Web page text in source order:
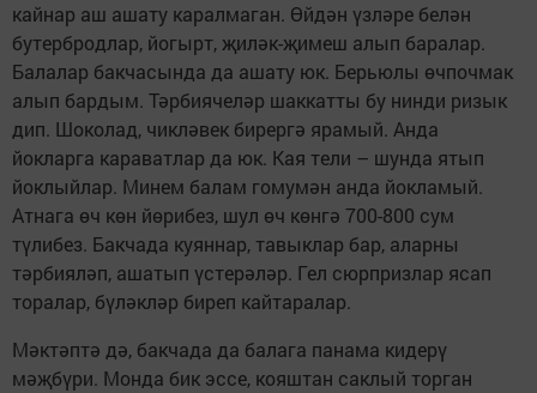
кайнар аш ашату каралмаган. Өйдән үзләре белән
бутербродлар, йогырт, җиләк-җимеш алып баралар.
Балалар бакчасында да ашату юк. Берьюлы өчпочмак
алып бардым. Тәрбиячеләр шаккатты бу нинди ризык
дип. Шоколад, чикләвек бирергә ярамый. Анда
йокларга караватлар да юк. Кая тели – шунда ятып
йоклыйлар. Минем балам гомумән анда йокламый.
Атнага өч көн йөрибез, шул өч көнгә 700-800 сум
түлибез. Бакчада куяннар, тавыклар бар, аларны
тәрбияләп, ашатып үстерәләр. Гел сюрпризлар ясап
торалар, бүләкләр биреп кайтаралар.
Мәктәптә дә, бакчада да балага панама кидерү
мәҗбүри. Монда бик эссе, кояштан саклый торган